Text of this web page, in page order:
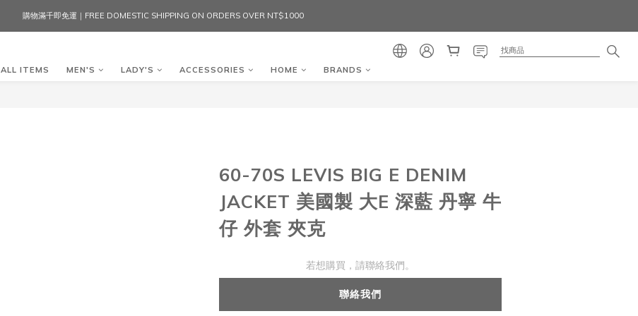
購物滿千即免運｜FREE DOMESTIC SHIPPING ON ORDERS OVER NT$1000
ALL ITEMS MEN'S LADY'S ACCESSORIES HOME BRANDS
60-70S LEVIS BIG E DENIM
JACKET 美國製 大E 深藍 丹寧 牛
仔 外套 夾克
若想購買，請聯絡我們。
聯絡我們